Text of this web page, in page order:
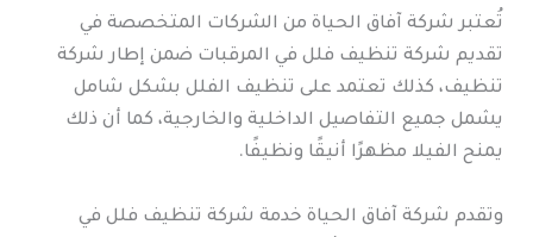
تُعتبر شركة آفاق الحياة من الشركات المتخصصة في
تقديم شركة تنظيف فلل في المرقبات ضمن إطار شركة
تنظيف، كذلك تعتمد على تنظيف الفلل بشكل شامل
يشمل جميع التفاصيل الداخلية والخارجية، كما أن ذلك
يمنح الفيلا مظهرًا أنيقًا ونظيفًا.
وتقدم شركة آفاق الحياة خدمة شركة تنظيف فلل في